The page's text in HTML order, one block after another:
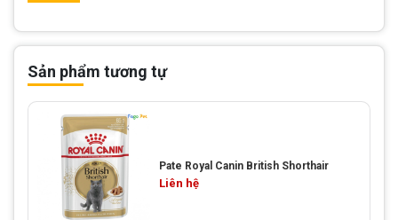
Sản phẩm tương tự
Pate Royal Canin British Shorthair
Liên hệ